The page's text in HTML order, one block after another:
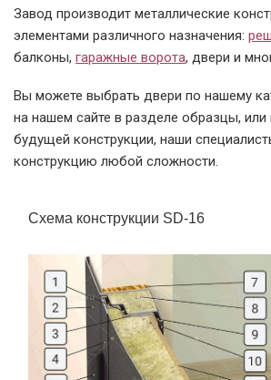
Завод производит металлические
элементами различного назначения:
балконы, гаражные ворота, двери и
Вы можете выбрать двери по нашему
на нашем сайте в разделе образцы, или
будущей конструкции, наши
конструкцию любой сложности.
Схема конструкции SD-16